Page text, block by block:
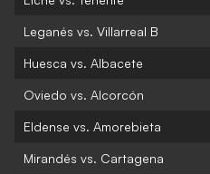
Leganés vs. Villarreal B
Huesca vs. Albacete
Oviedo vs. Alcorcón
Eldense vs. Amorebieta
Mirandés vs. Cartagena